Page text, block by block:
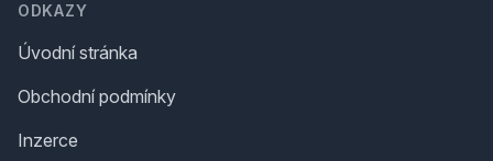
ODKAZY
Úvodní stránka
Obchodní podmínky
Inzerce